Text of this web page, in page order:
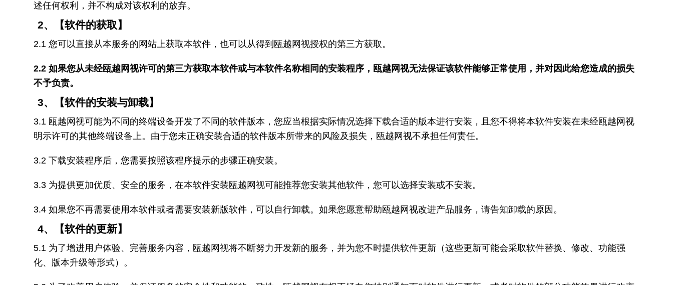
述任何权利，并不构成对该权利的放弃。
2、【软件的获取】
2.1您可以直接从本服务的网站上获取本软件，也可以从得到瓯越网视授权的第三方获取。
2.2如果您从未经瓯越网视许可的第三方获取本软件或与本软件名称相同的安装程序，瓯越网视无法保证该软件能够正常使用，并对因此给您造成的损失
不予负责。
3、【软件的安装与卸载】
3.1 瓯越网视可能为不同的终端设备开发了不同的软件版本，您应当根据实际情况选择下载合适的版本进行安装，且您不得将本软件安装在未经瓯越网视
明示许可的其他终端设备上。由于您未正确安装合适的软件版本所带来的风险及损失，瓯越网视不承担任何责任。
3.2下载安装程序后，您需要按照该程序提示的步骤正确安装。
3.3 为提供更加优质、安全的服务，在本软件安装瓯越网视可能推荐您安装其他软件，您可以选择安装或不安装。
3.4如果您不再需要使用本软件或者需要安装新版软件，可以自行卸载。如果您愿意帮助瓯越网视改进产品服务，请告知卸载的原因。
4、【软件的更新】
5.1 为了增进用户体验、完善服务内容，瓯越网视将不断努力开发新的服务，并为您不时提供软件更新（这些更新可能会采取软件替换、修改、功能强
化、版本升级等形式）。